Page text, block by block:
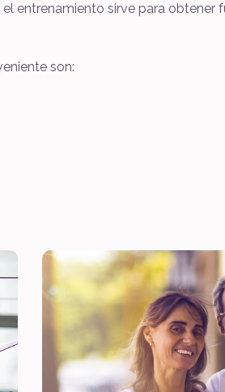
entrenamiento sirve para
son: